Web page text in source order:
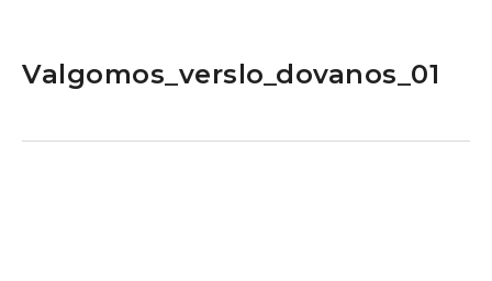
Valgomos_verslo_dovanos_01